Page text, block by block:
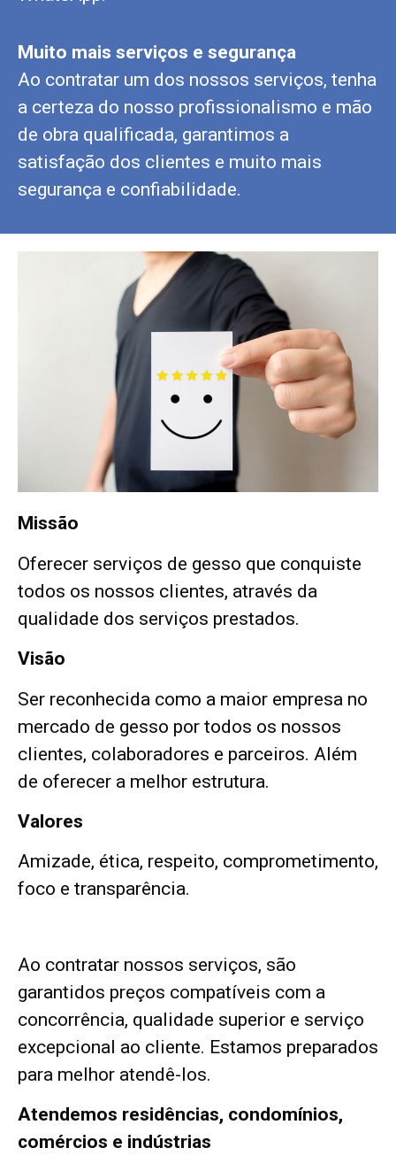
Muito mais serviços e segurança
Ao contratar um dos nossos serviços, tenha
a certeza do nosso profissionalismo e mão
de obra qualificada, garantimos a
satisfação dos clientes e muito mais
segurança e confiabilidade.
Missão
Oferecer serviços de gesso que conquiste
todos os nossos clientes, através da
qualidade dos serviços prestados.
Visão
Ser reconhecida como a maior empresa no
mercado de gesso por todos os nossos
clientes, colaboradores e parceiros. Além
de oferecer a melhor estrutura.
Valores
Amizade, ética, respeito, comprometimento,
foco e transparência.
Ao contratar nossos serviços, são
garantidos preços compatíveis com a
concorrência, qualidade superior e serviço
excepcional ao cliente. Estamos preparados
para melhor atendê-los.
Atendemos residências, condomínios,
comércios e indústrias